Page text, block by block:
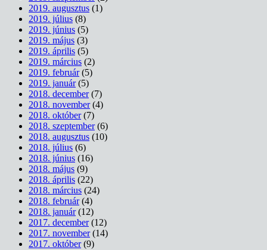
2019. augusztus (1)
2019. július (8)
2019. június (5)
2019. május (3)
2019. április (5)
2019. március (2)
2019. február(5)
2019. január(5)
2018. december(7)
2018. november(4)
2018. október(7)
2018. szeptember(6)
2018. augusztus (10)
2018. július (6)
2018. június (16)
2018. május (9)
2018. április (22)
2018. március (24)
2018. február(4)
2018. január(12)
2017. december(12)
2017. november(14)
2017. október(9)